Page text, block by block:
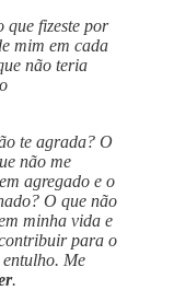
fizeste por
mim em cada
não teria
te agrada? O
não me
agregado e o
O que não
minha vida e
para o
Me
.